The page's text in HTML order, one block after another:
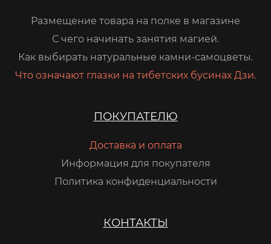
Размещение товара на полке в магазине
С чего начинать занятия магией.
Как выбирать натуральные камни-самоцветы.
Что означают глазки на тибетских бусинах Дзи.
ПОКУПАТЕЛЮ
Доставка и оплата
Информация для покупателя
Политика конфиденциальности
КОНТАКТЫ